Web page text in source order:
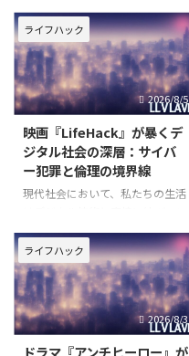
を追い求める風潮に満ちていま
す。SNSを開けば、整然と片付い
た部屋、手作りの凝った料理、隙
なく計画された一日が目に飛び込
んできて、私たちは無意識のうち
に「自分もそうあるべきだ」とい
う
ライフハック
2026/8/5
映画『LifeHack』が暴くデ
ジタル社会の深層：サイバ
ー犯罪と倫理の境界線
現代社会において、私たちの生活
ています。スマートフォン一つで
世界中の情報にアクセスし、瞬時
にコミュニケーションを取ること
が可能になった一方で、その恩恵
の裏側には、新たな脅威や倫理的
な問いが潜んでいます。映画『L
ライフハック
2026/8/3
ドラマ『アンチヒーロー』が